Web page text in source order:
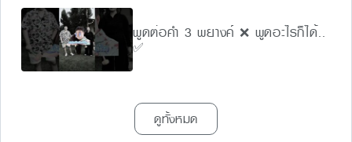
พูดต่อคำ 3 พยางค์ ❌ พูดอะไรก็ได้..
✅
ดูทั้งหมด